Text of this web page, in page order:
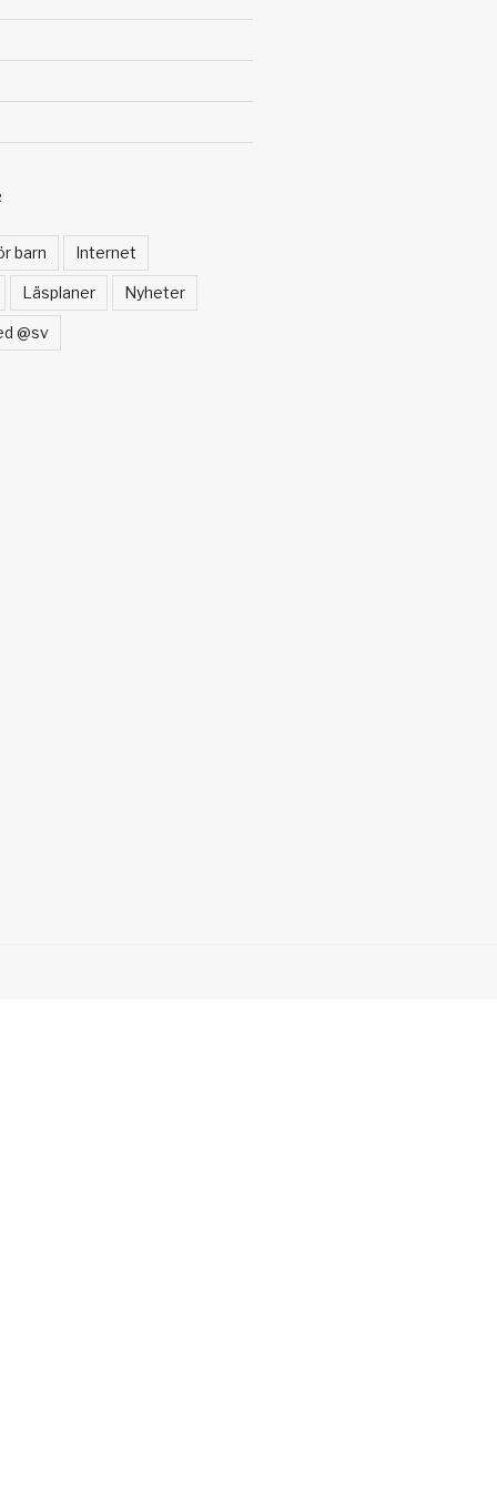
barn Internet
Läsplaner Nyheter
@sv